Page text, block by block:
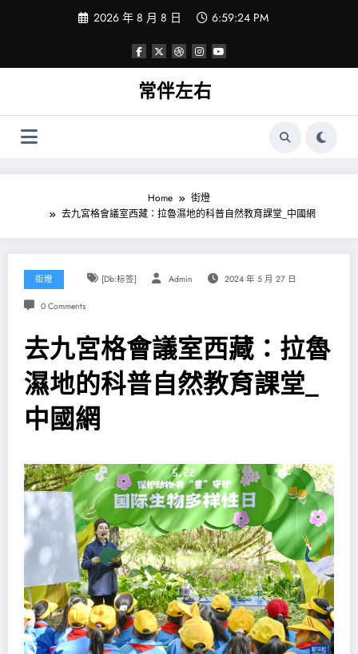
2026 年 8 月 8 日 6:59:24 PM
常伴左右
Home
街燈
去九宮格會議室西藏：拉魯濕地的科普自然教育課堂_中國網
街燈 [db:标签] Admin 2024 年 5 月 27 日
0 Comments
去九宮格會議室西藏：拉魯
濕地的科普自然教育課堂_
中國網